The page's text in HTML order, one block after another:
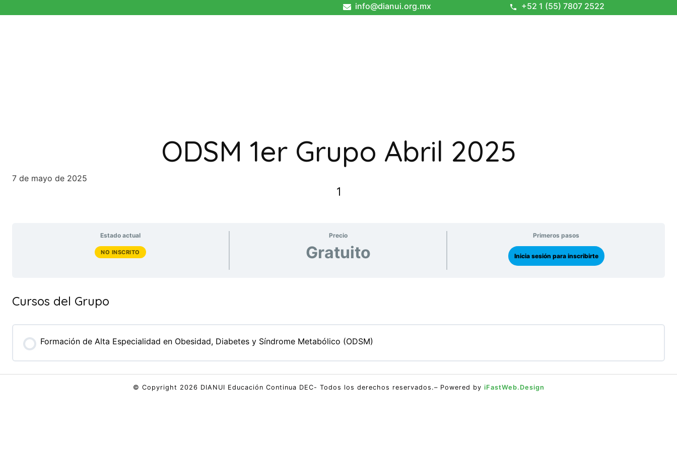
al
info@dianui.org.mx +52 1 (55) 7807 2522
ODSM 1er Grupo Abril 2025
7 de mayo de 2025
1
Estado actual
NO INSCRITO
Precio
Gratuito
Primeros pasos
Inicia sesión para inscribirte
Cursos del Grupo
Formación de Alta Especialidad en Obesidad, Diabetes y Síndrome Metabólico (ODSM)
© Copyright 2026 DIANUI Educación Continua DEC- Todos los derechos reservados.– Powered by iFastWeb.Design